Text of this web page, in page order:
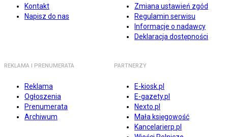
Kontakt
Napisz do nas
Zmiana ustawień zgód
Regulamin serwisu
Informacje o nadawcy
Deklaracja dostępności
REKLAMA I PRENUMERATA
Reklama
Ogłoszenia
Prenumerata
Archiwum
PARTNERZY
E-kiosk.pl
E-gazety.pl
Nexto.pl
Mała księgowość
Kancelarierp.pl